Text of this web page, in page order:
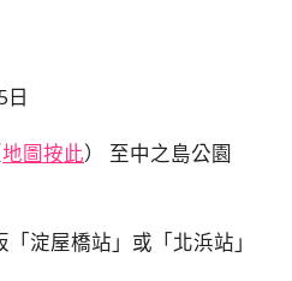
日
地圖按此） 至中之島公園
淀屋橋站」或「北浜站」